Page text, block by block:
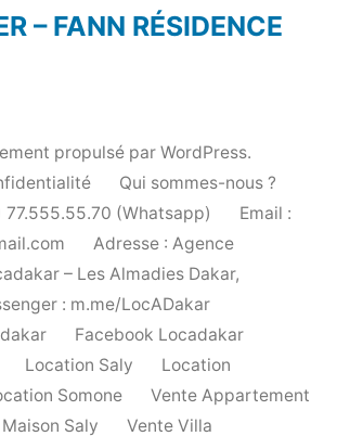
– FANN RÉSIDENCE
propulsé par WordPress.
Qui sommes-nous ?
77.555.55.70 (Whatsapp)
Email :
Adresse : Agence
– Les Almadies Dakar,
: m.me/LocADakar
Facebook Locadakar
Location Saly
Location
Somone
Vente Appartement
Saly Vente Villa